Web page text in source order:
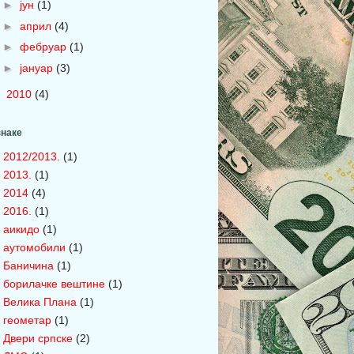
► јун (1)
► април (4)
► фебруар (1)
► јануар (3)
2010 (4)
2012/2013. (1)
2013. (1)
2014 (4)
2016. (1)
аикидо (1)
аутомобили (1)
Баничина (1)
борилачке вештине (1)
Велика Плана (1)
геометар (1)
Двери српске (2)